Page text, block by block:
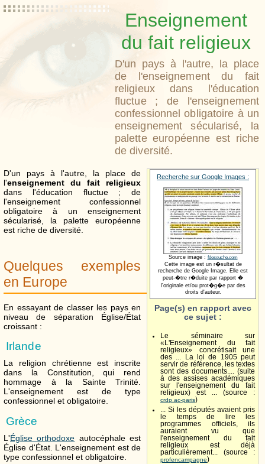
Enseignement
du fait religieux
D'un pays à l'autre, la place
de l'enseignement du fait
religieux dans l'éducation
fluctue ; de l'enseignement
confessionnel obligatoire à un
enseignement sécularisé, la
palette européenne est riche
de diversité.
Recherche sur Google Images :
Source image : fdesouche.com
Cette image est un r�sultat de
recherche de Google Image. Elle est
peut-�tre r�duite par rapport �
l'originale et/ou prot�g�e par des
droits d'auteur.
Page(s) en rapport avec
ce sujet :
Le séminaire sur
«L'Enseignement du fait
religieux» concrétisait une
des ... La loi de 1905 peut
servir de référence, les textes
sont des documents.... (suite
à des assises académiques
sur l'enseignement du fait
religieux) est ... (source :
crdp.ac-paris)
... Si les députés avaient pris
le temps de lire les
programmes officiels, ils
auraient vu que
l'enseignement du fait
religieux est déjà
particulièrement... (source :
profencampagne)
D'un pays à l'autre, la place de
l'enseignement du fait religieux
dans l'éducation fluctue ; de
l'enseignement confessionnel
obligatoire à un enseignement
sécularisé, la palette européenne
est riche de diversité.
Quelques exemples
en Europe
En essayant de classer les pays en
niveau de séparation Église/État
croissant :
Irlande
La religion chrétienne est inscrite
dans la Constitution, qui rend
hommage à la Sainte Trinité.
L'enseignement est de type
confessionnel et obligatoire.
Grèce
L'Église orthodoxe autocéphale est
Église d'État. L'enseignement est de
type confessionnel et obligatoire.